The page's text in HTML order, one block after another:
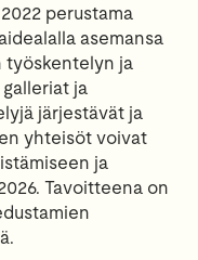
perustama
asemansa
työskentelyn ja
ja
järjestävät ja
yhteisöt voivat
ja
Tavoitteena on